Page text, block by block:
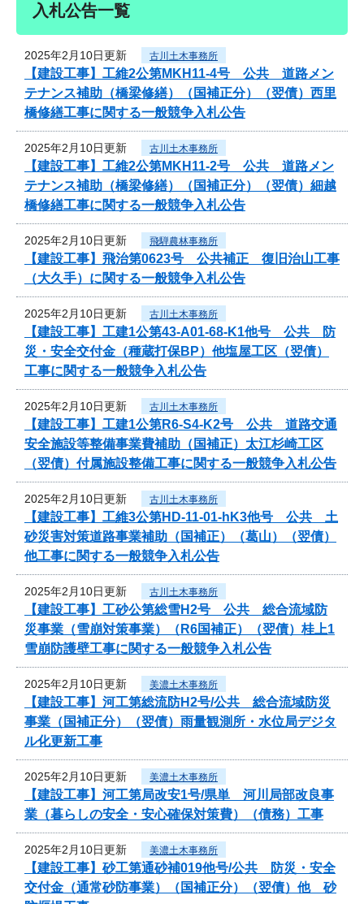
入札公告一覧
2025年2月10日更新 古川土木事務所
【建設工事】工維2公第MKH11-4号 公共 道路メン
テナンス補助（橋梁修繕）（国補正分）（翌債）西里
橋修繕工事に関する一般競争入札公告
2025年2月10日更新 古川土木事務所
【建設工事】工維2公第MKH11-2号 公共 道路メン
テナンス補助（橋梁修繕）（国補正分）（翌債）細越
橋修繕工事に関する一般競争入札公告
2025年2月10日更新 飛騨農林事務所
【建設工事】飛治第0623号 公共補正 復旧治山工事
（大久手）に関する一般競争入札公告
2025年2月10日更新 古川土木事務所
【建設工事】工建1公第43-A01-68-K1他号 公共 防
災・安全交付金（種蔵打保BP）他塩屋工区（翌債）
工事に関する一般競争入札公告
2025年2月10日更新 古川土木事務所
【建設工事】工建1公第R6-S4-K2号 公共 道路交通
安全施設等整備事業費補助（国補正）太江杉崎工区
（翌債）付属施設整備工事に関する一般競争入札公告
2025年2月10日更新 古川土木事務所
【建設工事】工維3公第HD-11-01-hK3他号 公共 土
砂災害対策道路事業補助（国補正）（葛山）（翌債）
他工事に関する一般競争入札公告
2025年2月10日更新 古川土木事務所
【建設工事】工砂公第総雪H2号 公共 総合流域防
災事業（雪崩対策事業）（R6国補正）（翌債）桂上1
雪崩防護壁工事に関する一般競争入札公告
2025年2月10日更新 美濃土木事務所
【建設工事】河工第総流防H2号/公共 総合流域防災
事業（国補正分）（翌債）雨量観測所・水位局デジタ
ル化更新工事
2025年2月10日更新 美濃土木事務所
【建設工事】河工第局改安1号/県単 河川局部改良事
業（暮らしの安全・安心確保対策費）（債務）工事
2025年2月10日更新 美濃土木事務所
【建設工事】砂工第通砂補019他号/公共 防災・安全
交付金（通常砂防事業）（国補正分）（翌債）他 砂